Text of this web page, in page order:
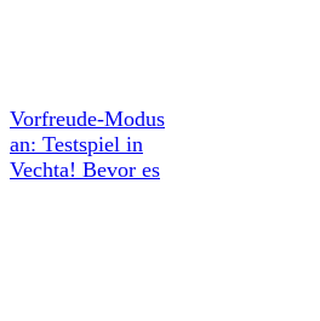
Vorfreude-Modus
an: Testspiel in
Vechta! Bevor es